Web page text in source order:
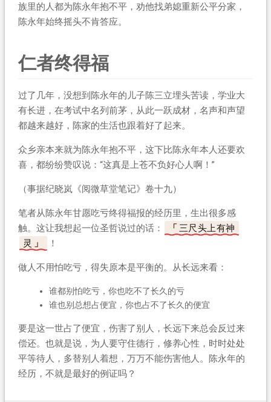
族里的人都为陈永年抱不平，劝他找弟媳重新公平分家，
陈永年始终摇头不肯答应。
仁者终得福
过了几年，没想到陈永年的儿子陈三立埋头苦读，学业大
有长进，在考试中名列前茅，从此一跃成材，名声和声望
都越来越好，陈家的生活也跟着好了起来。
众乡亲本来就为陈永年抱不平，这下比陈永年本人还要欢
喜，都纷纷赞叹说：“这真是上苍不负好心人啊！”
（事据纪晓岚《阅微草堂笔记》卷十九）
笔者从陈永年甘愿吃亏终得福报的经历里，生出很多感
触。这让我想起一位圣哲说过的话：
三尺头上有神
灵
！
做人不用怕吃亏，得失原本是平衡的。从长远来看：
谁都别怕吃亏，你也吃不了长久的亏
谁也别总想占便宜，你也占不了长久的便宜
要是这一世占了便宜，伤害了别人，长远下来总会反过来
偿还。也就是说，为人要守住德行，修养心性，时时处处
平等待人，多替别人着想，万万不能伤害他人。陈永年的
经历，不就是最好的例证吗？